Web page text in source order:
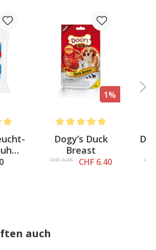
of 5 out of 5 stars
1%
Average rating of 5 out of 5
Dogy’s Duck
Breast
CHF 6.45 CHF 6.40 CHF
auch